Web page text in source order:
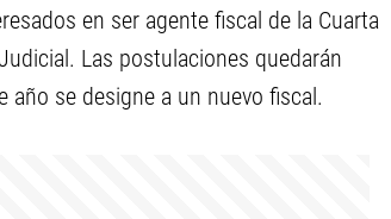
en ser agente fiscal de la Cuarta
Las postulaciones quedarán
año se designe a un nuevo fiscal.